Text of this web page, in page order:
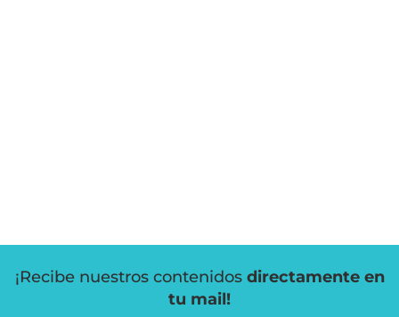
¡Recibe nuestros contenidos directamente en
tu mail!